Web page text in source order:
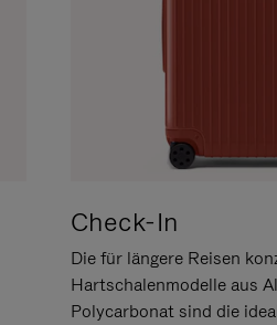
Check-In
Die für längere Reisen
Hartschalenmodelle aus
Polycarbonat sind die